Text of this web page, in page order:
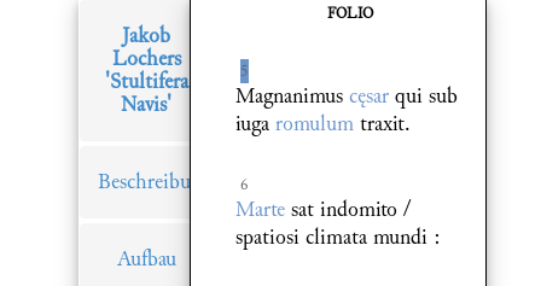
Jakob
Lochers
'Stultifera
Navis'
Beschreibung
Aufbau
FOLIO
5
Magnanimus cęsarqui sub
iuga romulumtraxit.
6
Martesat indomito /
spatiosi climata mundi :